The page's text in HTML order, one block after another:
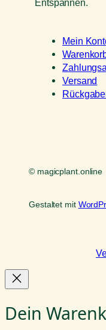
Entspannen.
Mein
Versand
© magicplant.online
Gestaltet mit
Dein